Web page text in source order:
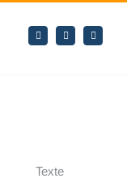
E-
Mail
LinkedInRss
Texte